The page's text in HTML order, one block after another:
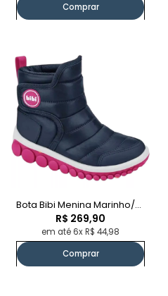
Comprar
Bota Bibi Menina Marinho/rosa
R$ 269,90
em até 6x R$ 44,98
Comprar